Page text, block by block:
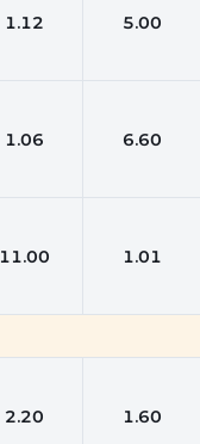
1.12 5.00
1.06 6.60
11.00 1.01
2.20 1.60